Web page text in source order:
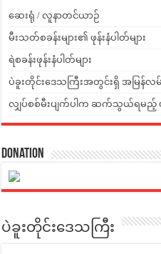
ဆေးရုံ / လူနာတင်ယာဉ်
မီးသတ်စခန်းများ၏ ဖုန်းနံပါတ်များ
ရဲစခန်းဖုန်းနံပါတ်များ
ပဲခူးတိုင်းဒေသကြီးအတွင်းရှိ အမြန်လမ်
လျှပ်စစ်မီးပျက်ပါက ဆက်သွယ်ရမည့် ဖုန်
Donation
ပဲခူးတိုင်းဒေသကြီး